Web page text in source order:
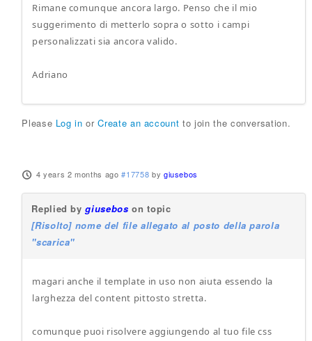
Rimane comunque ancora largo. Penso che il mio
suggerimento di metterlo sopra o sotto i campi
personalizzati sia ancora valido.
Adriano
Please Log in orCreate an account to join the conversation.
4 years 2 months ago #17758 by giusebos
Replied bygiusebos on topic
[Risolto] nome del file allegato al posto della parola
"scarica"
magari anche il template in uso non aiuta essendo la
larghezza del content pittosto stretta.
comunque puoi risolvere aggiungendo al tuo file css